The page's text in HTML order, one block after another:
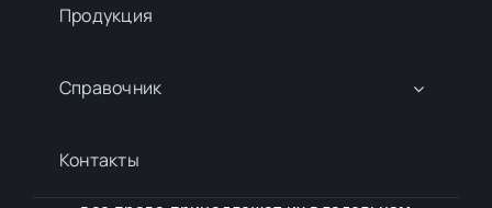
Продукция
Справочник
Контакты